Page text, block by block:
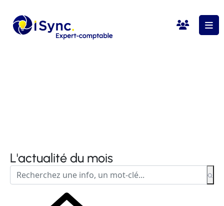
L'actualité du mois